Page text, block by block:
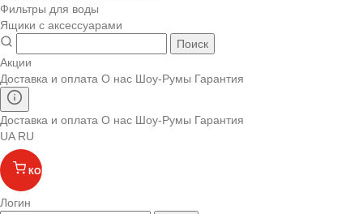
Фильтры для воды
Ящики с аксессуарами
Поиск
Акции
Доставка и оплата О нас Шоу-Румы Гарантия
Доставка и оплата О нас Шоу-Румы Гарантия
UA RU
КОРЗИНА
Логин